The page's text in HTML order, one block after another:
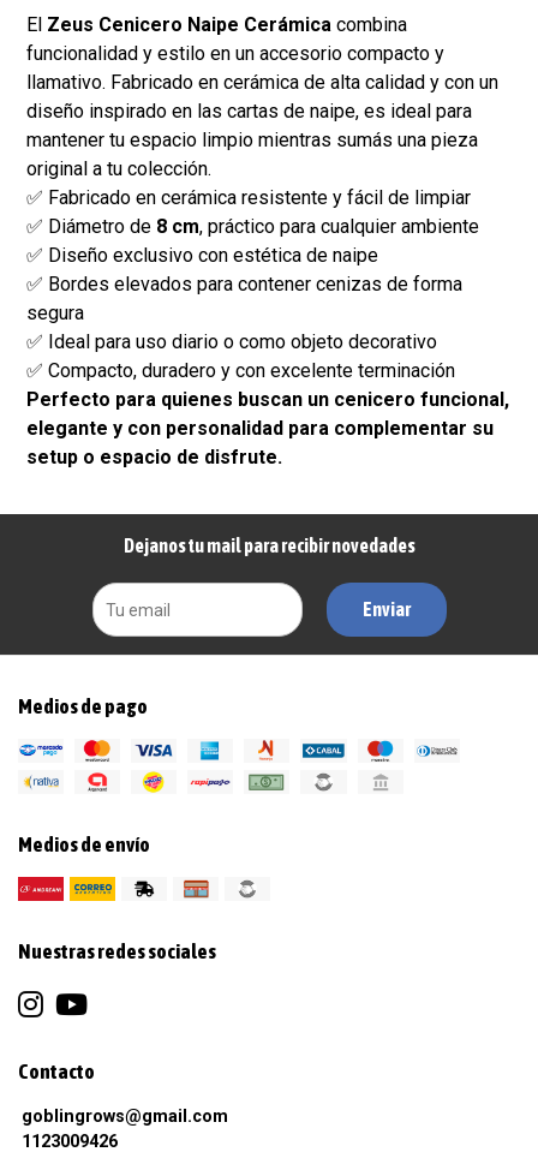
El Zeus Cenicero Naipe Cerámica combina
funcionalidad y estilo en un accesorio compacto y
llamativo. Fabricado en cerámica de alta calidad y con un
diseño inspirado en las cartas de naipe, es ideal para
mantener tu espacio limpio mientras sumás una pieza
original a tu colección.
✅ Fabricado en cerámica resistente y fácil de limpiar
✅ Diámetro de 8 cm, práctico para cualquier ambiente
✅ Diseño exclusivo con estética de naipe
✅ Bordes elevados para contener cenizas de forma
segura
✅ Ideal para uso diario o como objeto decorativo
✅ Compacto, duradero y con excelente terminación
Perfecto para quienes buscan un cenicero funcional,
elegante y con personalidad para complementar su
setup o espacio de disfrute.
Dejanos tu mail para recibir novedades
Enviar
Medios de pago
Medios de envío
Nuestras redes sociales
Contacto
goblingrows@gmail.com
1123009426